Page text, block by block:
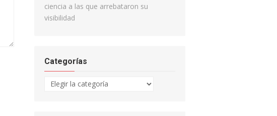
ciencia a las que arrebataron su
visibilidad
Categorías
Categorías